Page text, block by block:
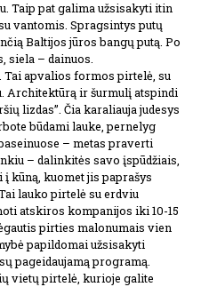
Taip pat galima užsisakyti itin
vantomis. Spragsintys putų
Baltijos jūros bangų putą. Po
siela – dainuos.
Tai apvalios formos pirtelė, su
Architektūrą ir šurmulį atspindi
lizdas”. Čia karaliauja judesys
būdami lauke, pernelyg
– metas praverti
– dalinkitės savo įspūdžiais,
kūną, kuomet jis paprašys
lauko pirtelė su erdviu
atskiros kompanijos iki 10-15
pirties malonumais vien
papildomai užsisakyti
pageidaujamą programą.
vietų pirtelė, kurioje galite